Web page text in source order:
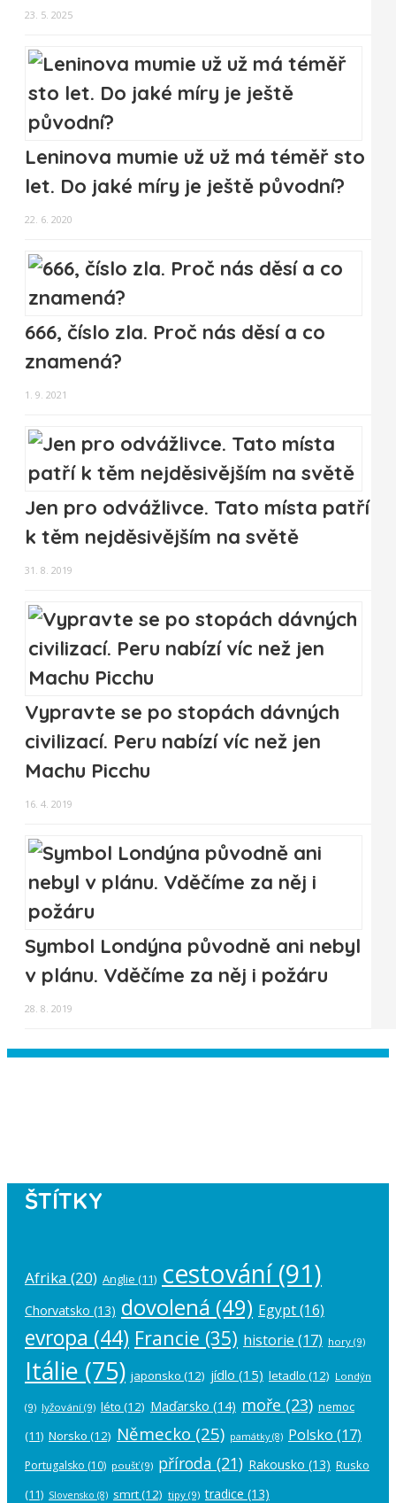
23. 5. 2025
Leninova mumie už už má téměř sto
let. Do jaké míry je ještě původní?
22. 6. 2020
666, číslo zla. Proč nás děsí a co
znamená?
1. 9. 2021
Jen pro odvážlivce. Tato místa patří
k těm nejděsivějším na světě
31. 8. 2019
Vypravte se po stopách dávných
civilizací. Peru nabízí víc než jen
Machu Picchu
16. 4. 2019
Symbol Londýna původně ani nebyl
v plánu. Vděčíme za něj i požáru
28. 8. 2019
ŠTÍTKY
Afrika (20) Anglie (11) cestování(91)
Chorvatsko (13) dovolená (49) Egypt(16)
evropa (44) Francie (35) historie (17) hory (9)
Itálie (75) japonsko (12) jídlo (15) letadlo (12) Londýn
(9) lyžování (9) léto (12) Maďarsko (14) moře (23) nemoc
(11) Norsko (12) Německo (25) památky(8) Polsko (17)
Portugalsko (10) poušť(9) příroda (21) Rakousko (13) Rusko
(11) Slovensko (8) smrt(12) tipy (9) tradice (13)